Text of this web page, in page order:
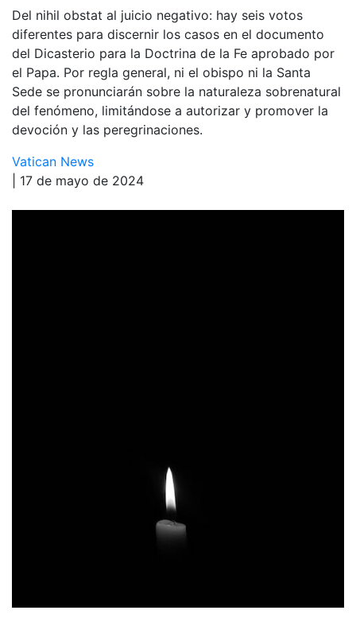
Del nihil obstat al juicio negativo: hay seis votos
diferentes para discernir los casos en el documento
del Dicasterio para la Doctrina de la Fe aprobado por
el Papa. Por regla general, ni el obispo ni la Santa
Sede se pronunciarán sobre la naturaleza sobrenatural
del fenómeno, limitándose a autorizar y promover la
devoción y las peregrinaciones.
Vatican News
| 17 de mayo de 2024